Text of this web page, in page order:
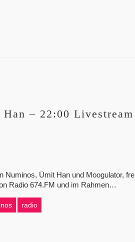
– 22:00
Numinos, Ümit Han und Moogulator,
Radio 674.FM und im Rahmen…
radio